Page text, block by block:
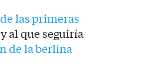
las primeras
al que seguiría
de la berlina